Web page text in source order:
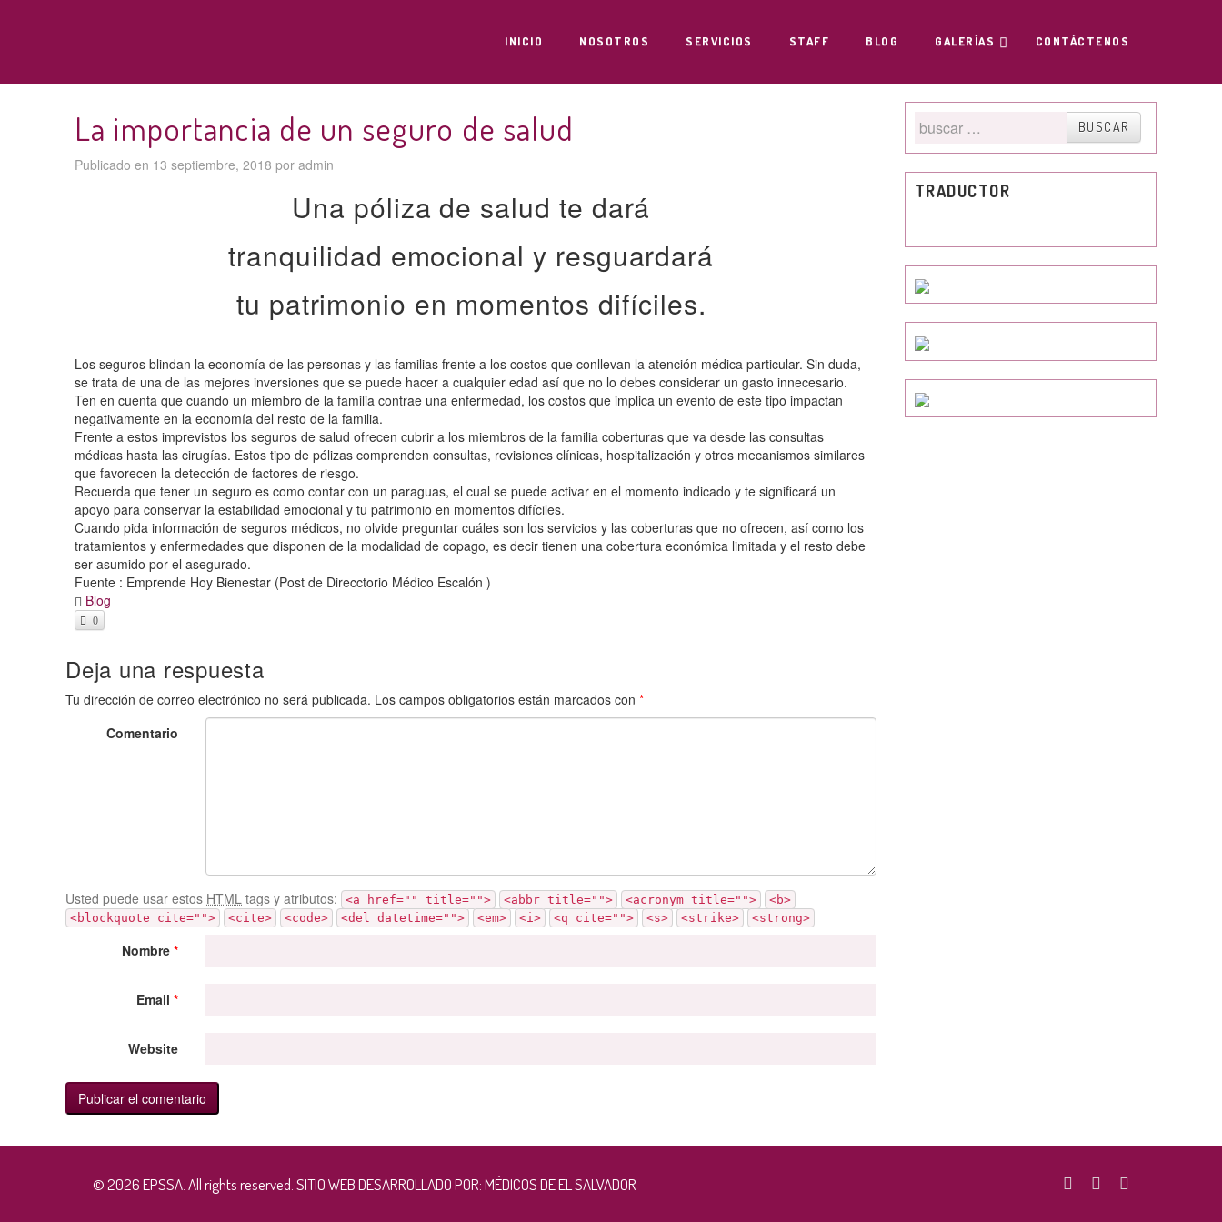
INICIO NOSOTROS SERVICIOS STAFF BLOG GALERÍAS CONTÁCTENOS
La importancia de un seguro de salud
Publicado en 13 septiembre, 2018 por admin
Una póliza de salud te dará
tranquilidad emocional y resguardará
tu patrimonio en momentos difíciles.
Los seguros blindan la economía de las personas y las familias frente a los costos que conllevan la atención médica particular. Sin duda,
se trata de una de las mejores inversiones que se puede hacer a cualquier edad así que no lo debes considerar un gasto innecesario.
Ten en cuenta que cuando un miembro de la familia contrae una enfermedad, los costos que implica un evento de este tipo impactan
negativamente en la economía del resto de la familia.
Frente a estos imprevistos los seguros de salud ofrecen cubrir a los miembros de la familia coberturas que va desde las consultas
médicas hasta las cirugías. Estos tipo de pólizas comprenden consultas, revisiones clínicas, hospitalización y otros mecanismos similares
que favorecen la detección de factores de riesgo.
Recuerda que tener un seguro es como contar con un paraguas, el cual se puede activar en el momento indicado y te significará un
apoyo para conservar la estabilidad emocional y tu patrimonio en momentos difíciles.
Cuando pida información de seguros médicos, no olvide preguntar cuáles son los servicios y las coberturas que no ofrecen, así como los
tratamientos y enfermedades que disponen de la modalidad de copago, es decir tienen una cobertura económica limitada y el resto debe
ser asumido por el asegurado.
Fuente : Emprende Hoy Bienestar (Post de Direcctorio Médico Escalón )
Blog
0
Deja una respuesta
Tu dirección de correo electrónico no será publicada. Los campos obligatorios están marcados con *
Comentario
Usted puede usar estos HTML tags y atributos: <a href="" title=""> <abbr title=""> <acronym title="">
<b>
<blockquote cite="">
<cite> <code> <del datetime=""> <em> <i> <q cite=""> <s> <strike> <strong>
Nombre *
Email *
Website
Buscar
por
BUSCAR
TRADUCTOR
© 2026 EPSSA. All rights reserved. SITIO WEB DESARROLLADO POR:MÉDICOS DE EL SALVADOR